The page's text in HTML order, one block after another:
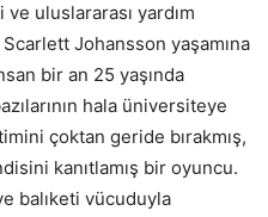
uluslararası yardım
Johansson yaşamına
bir an 25 yaşında
hala üniversiteye
çoktan geride bırakmış,
kanıtlamış bir oyuncu.
balıketi vücuduyla